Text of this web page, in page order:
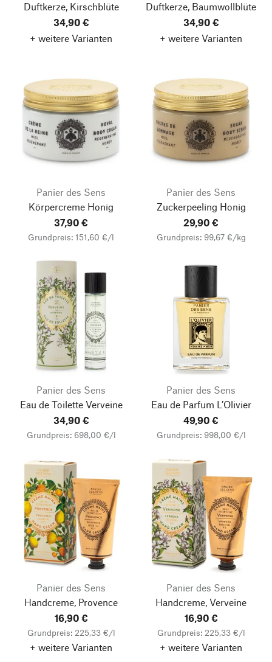
Duftkerze, Kirschblüte
34,90 €
+ weitere Varianten
Duftkerze, Baumwollblüte
34,90 €
+ weitere Varianten
Panier des Sens
Körpercreme Honig
37,90 €
Grundpreis: 151,60 €/l
Panier des Sens
Zuckerpeeling Honig
29,90 €
Grundpreis: 99,67 €/kg
Panier des Sens
Eau de Toilette Verveine
34,90 €
Grundpreis: 698,00 €/l
Panier des Sens
Eau de Parfum L’Olivier
49,90 €
Grundpreis: 998,00 €/l
Panier des Sens
Handcreme, Provence
16,90 €
Grundpreis: 225,33 €/l
+ weitere Varianten
Panier des Sens
Handcreme, Verveine
16,90 €
Grundpreis: 225,33 €/l
+ weitere Varianten